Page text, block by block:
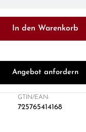
In den Warenkorb
Angebot anfordern
GTIN/EAN:
725765414168